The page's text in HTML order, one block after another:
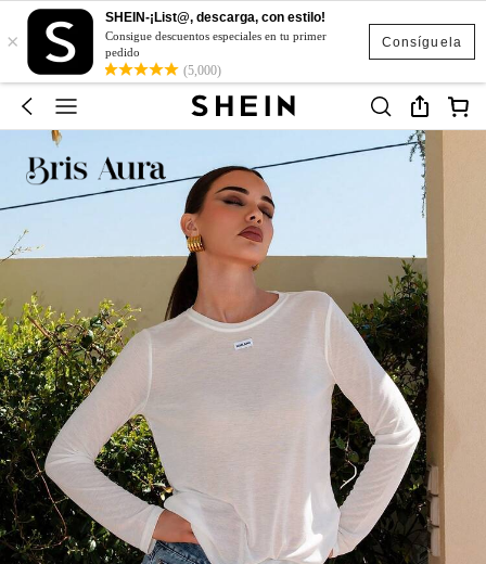
Consíguela
×
SHEIN-¡List@, descarga, con estilo!
Consigue descuentos especiales en tu primer
pedido
(5,000)